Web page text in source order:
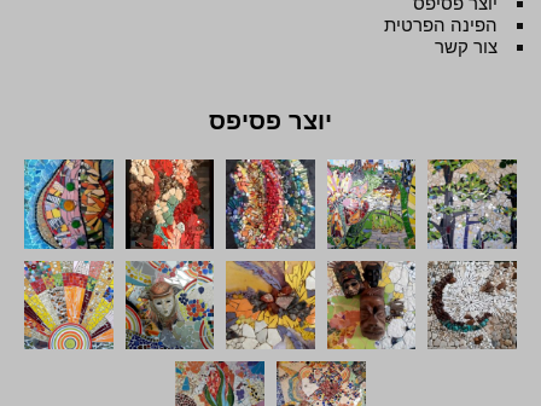
הפינה הפרטית
צור קשר
יוצר פסיפס